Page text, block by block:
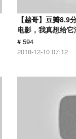
【越哥】豆瓣8.9
电影，我真想给它
# 594
2018-12-10 07:12